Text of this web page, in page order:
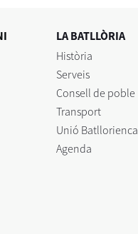
LA BATLLÒRIA
Història
Serveis
Consell de poble
Transport
Unió Batllorienca
Agenda